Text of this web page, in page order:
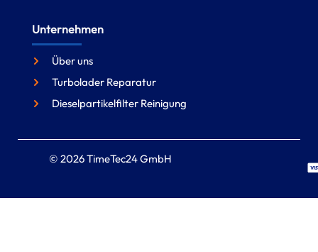
Unternehmen
Über uns
Turbolader Reparatur
Dieselpartikelfilter Reinigung
© 2026 TimeTec24 GmbH